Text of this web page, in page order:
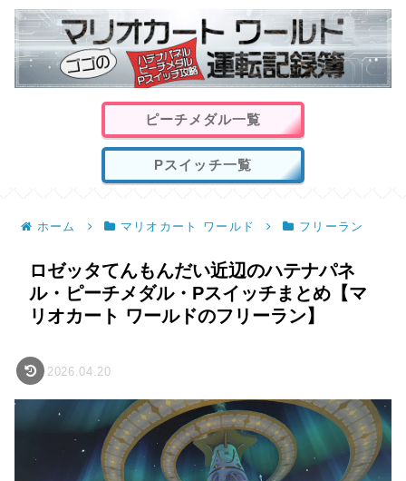
ピーチメダル一覧
Pスイッチ一覧
ホーム マリオカート ワールド フリーラン
ロゼッタてんもんだい近辺のハテナパネ
ル・ピーチメダル・Pスイッチまとめ【マ
リオカート ワールドのフリーラン】
2026.04.20